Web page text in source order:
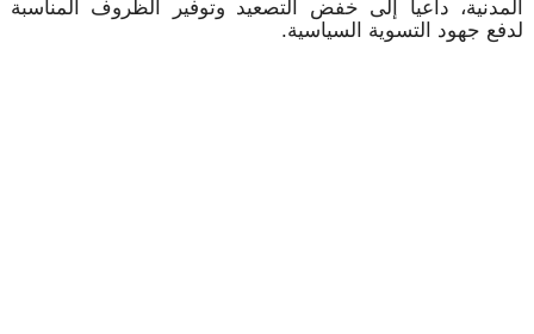
المدنية، داعياً إلى خفض التصعيد وتوفير الظروف المناسبة
لدفع جهود التسوية السياسية.